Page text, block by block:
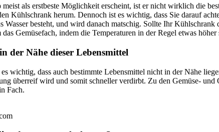
als erstbeste Möglichkeit erscheint, ist er nicht wirklich die
Kühlschrank herum. Dennoch ist es wichtig, dass Sie darauf
Wasser besteht, und wird danach matschig. Sollte Ihr
Gemüsefach, indem die Temperaturen in der Regel etwas höher
der Nähe dieser Lebensmittel
wichtig, dass auch bestimmte Lebensmittel nicht in der Nähe
überreif wird und somit schneller verdirbt. Zu den Gemüse-
Fach.